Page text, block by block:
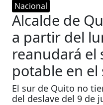
Nacional
Alcalde de
a partir del
reanudará el
potable en
El sur de Quito no
del deslave del 9 de